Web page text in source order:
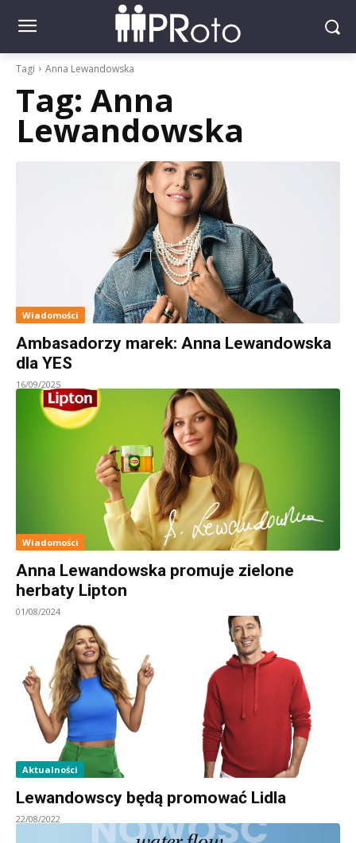
Tagi Anna Lewandowska
Tag: Anna
Lewandowska
Wiadomości
Ambasadorzy marek: Anna Lewandowska
dla YES
16/09/2025
Wiadomości
Anna Lewandowska promuje zielone
herbaty Lipton
01/08/2024
Aktualności
Lewandowscy będą promować Lidla
22/08/2022